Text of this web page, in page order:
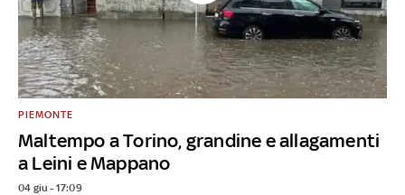
Maltempo a Torino, grandine e allagamenti
a Leini e Mappano
PIEMONTE
04 giu - 17:09